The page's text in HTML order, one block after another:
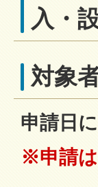
入・
対象
申請日
※申請